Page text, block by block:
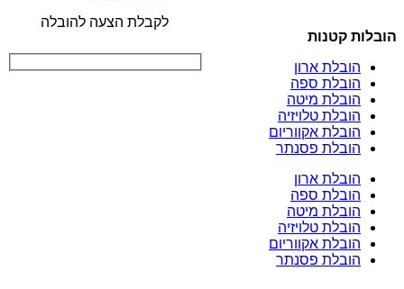
הובלות קטנות
הובלת ארון
הובלת ספה
הובלת מיטה
הובלת טלויזיה
הובלת אקווריום
הובלת פסנתר
הובלת ארון
הובלת ספה
הובלת מיטה
הובלת טלויזיה
הובלת אקווריום
הובלת פסנתר
לקבלת הצעה להובלה